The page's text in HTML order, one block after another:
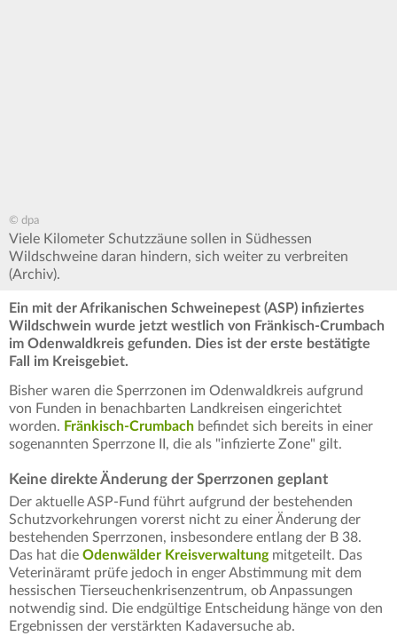
© dpa
Viele Kilometer Schutzzäune sollen in Südhessen
Wildschweine daran hindern, sich weiter zu verbreiten
(Archiv).
Ein mit der Afrikanischen Schweinepest (ASP) infiziertes
Wildschwein wurde jetzt westlich von Fränkisch-Crumbach
im Odenwaldkreis gefunden. Dies ist der erste bestätigte
Fall im Kreisgebiet.
Bisher waren die Sperrzonen im Odenwaldkreis aufgrund
von Funden in benachbarten Landkreisen eingerichtet
worden. Fränkisch-Crumbach befindet sich bereits in einer
sogenannten Sperrzone II, die als "infizierte Zone" gilt.
Keine direkte Änderung der Sperrzonen geplant
Der aktuelle ASP-Fund führt aufgrund der bestehenden
Schutzvorkehrungen vorerst nicht zu einer Änderung der
bestehenden Sperrzonen, insbesondere entlang der B 38.
Das hat die Odenwälder Kreisverwaltungmitgeteilt. Das
Veterinäramt prüfe jedoch in enger Abstimmung mit dem
hessischen Tierseuchenkrisenzentrum, ob Anpassungen
notwendig sind. Die endgültige Entscheidung hänge von den
Ergebnissen der verstärkten Kadaversuche ab.